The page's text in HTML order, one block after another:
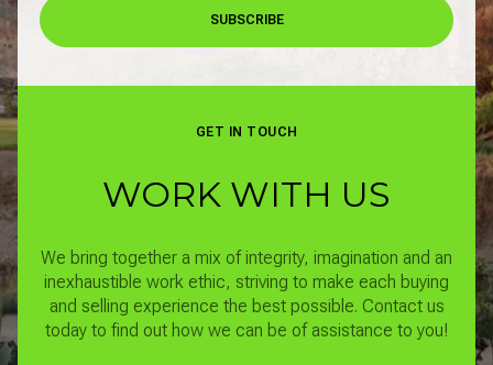
SUBSCRIBE
GET IN TOUCH
WORK WITH US
We bring together a mix of integrity, imagination and an
inexhaustible work ethic, striving to make each buying
and selling experience the best possible. Contact us
today to find out how we can be of assistance to you!